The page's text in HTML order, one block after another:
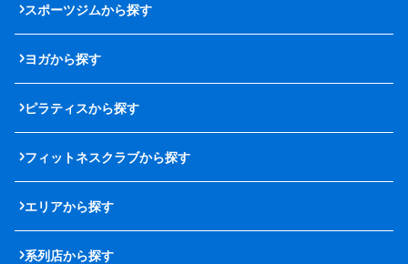
スポーツジムから探す
ヨガから探す
ピラティスから探す
フィットネスクラブから探す
エリアから探す
系列店から探す